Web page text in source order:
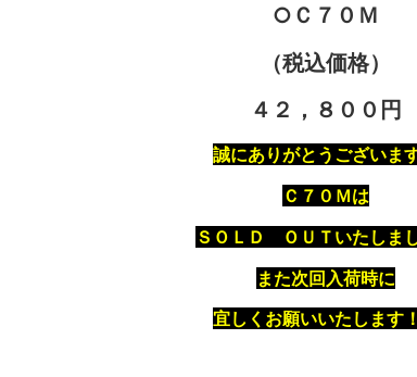
○Ｃ７０Ｍ
（税込価格）
４２，８００円
誠にありがとうございま
Ｃ７０Ｍは
ＳＯＬＤ ＯＵＴいたしま
また次回入荷時に
宜しくお願いいたします